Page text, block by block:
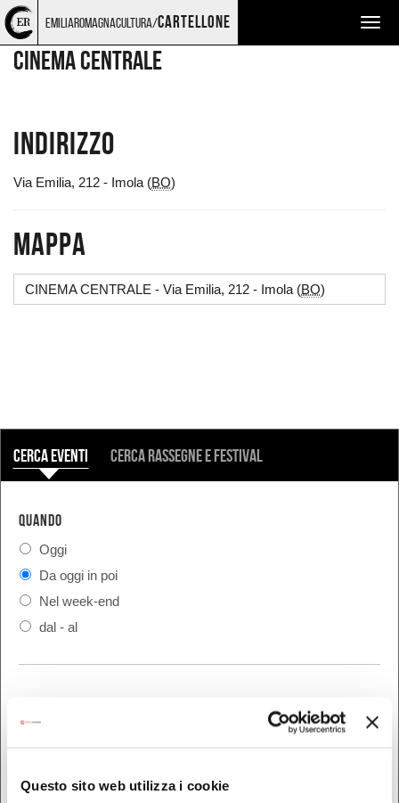
Questo sito web utilizza i cookie
Torna
alla
home
page
Cerca
nel
sito
Salta
ai
contenuti
Salta
al
menu
principale
emiliaromagnacultura/cartellone
LUOGHI
CINEMA CENTRALE
Indirizzo
Via Emilia, 212 - Imola (BO)
Mappa
CINEMA CENTRALE - Via Emilia, 212 - Imola (BO)
COSA
Cerca eventi Cerca rassegne e festival
QUANDO
Oggi
Da oggi in poi
Nel week-end
dal - al
Forlì-Cesena